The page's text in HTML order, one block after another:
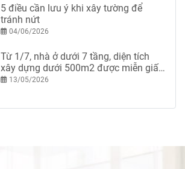
5 điều cần lưu ý khi xây tường để
tránh nứt
04/06/2026
Từ 1/7, nhà ở dưới 7 tầng, diện tích
xây dựng dưới 500m2 được miễn giấy
phép xây dựng
13/05/2026